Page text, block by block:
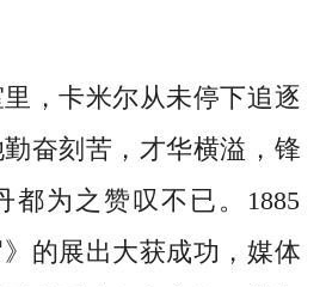
，卡米尔从未停下追逐
奋刻苦，才华横溢，锋
都为之赞叹不已。1885
的展出大获成功，媒体